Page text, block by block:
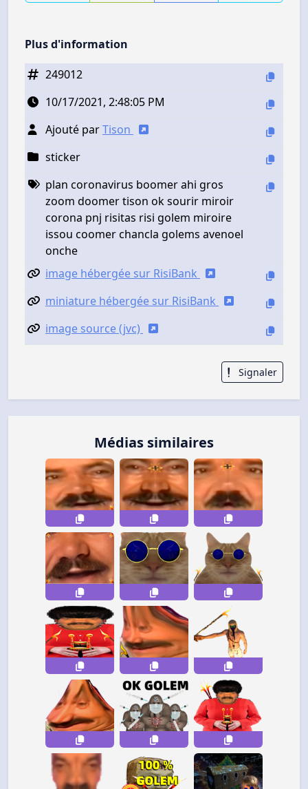
Plus d'information
249012
10/17/2021, 2:48:05 PM
Ajouté parTison
sticker
plan coronavirus boomer ahi gros
zoom doomer tison ok sourir miroir
corona pnj risitas risi golem miroire
issou coomer chancla golems avenoel
onche
image hébergée sur RisiBank
miniature hébergée sur RisiBank
image source (jvc)
Signaler
Médias similaires